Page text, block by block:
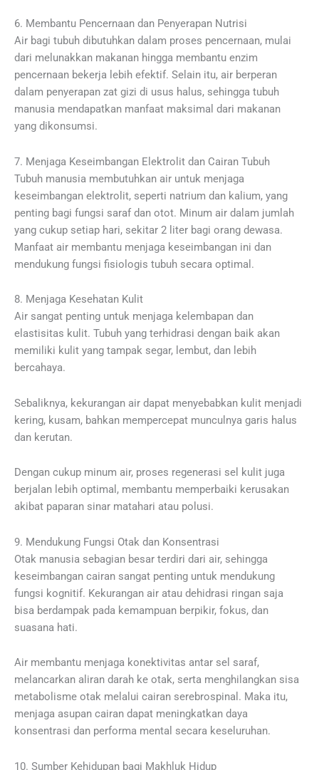
6. Membantu Pencernaan dan Penyerapan Nutrisi
Air bagi tubuh dibutuhkan dalam proses pencernaan, mulai
dari melunakkan makanan hingga membantu enzim
pencernaan bekerja lebih efektif. Selain itu, air berperan
dalam penyerapan zat gizi di usus halus, sehingga tubuh
manusia mendapatkan manfaat maksimal dari makanan
yang dikonsumsi.
7. Menjaga Keseimbangan Elektrolit dan Cairan Tubuh
Tubuh manusia membutuhkan air untuk menjaga
keseimbangan elektrolit, seperti natrium dan kalium, yang
penting bagi fungsi saraf dan otot. Minum air dalam jumlah
yang cukup setiap hari, sekitar 2 liter bagi orang dewasa.
Manfaat air membantu menjaga keseimbangan ini dan
mendukung fungsi fisiologis tubuh secara optimal.
8. Menjaga Kesehatan Kulit
Air sangat penting untuk menjaga kelembapan dan
elastisitas kulit. Tubuh yang terhidrasi dengan baik akan
memiliki kulit yang tampak segar, lembut, dan lebih
bercahaya.
Sebaliknya, kekurangan air dapat menyebabkan kulit menjadi
kering, kusam, bahkan mempercepat munculnya garis halus
dan kerutan.
Dengan cukup minum air, proses regenerasi sel kulit juga
berjalan lebih optimal, membantu memperbaiki kerusakan
akibat paparan sinar matahari atau polusi.
9. Mendukung Fungsi Otak dan Konsentrasi
Otak manusia sebagian besar terdiri dari air, sehingga
keseimbangan cairan sangat penting untuk mendukung
fungsi kognitif. Kekurangan air atau dehidrasi ringan saja
bisa berdampak pada kemampuan berpikir, fokus, dan
suasana hati.
Air membantu menjaga konektivitas antar sel saraf,
melancarkan aliran darah ke otak, serta menghilangkan sisa
metabolisme otak melalui cairan serebrospinal. Maka itu,
menjaga asupan cairan dapat meningkatkan daya
konsentrasi dan performa mental secara keseluruhan.
10. Sumber Kehidupan bagi Makhluk Hidup